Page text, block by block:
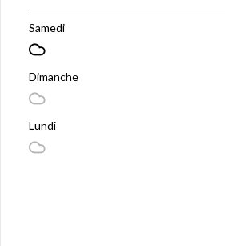
Samedi
Dimanche
Lundi